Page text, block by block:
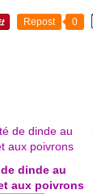
Repost 0
dinde au
aux poivrons